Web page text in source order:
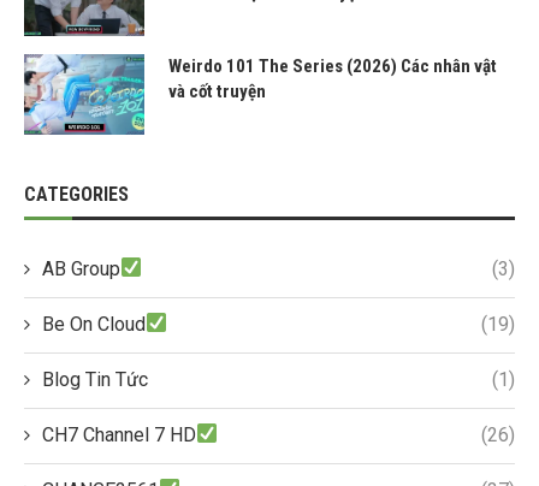
Weirdo 101 The Series (2026) Các nhân vật
và cốt truyện
CATEGORIES
AB Group (3)
Be On Cloud (19)
Blog Tin Tức (1)
CH7 Channel 7 HD (26)